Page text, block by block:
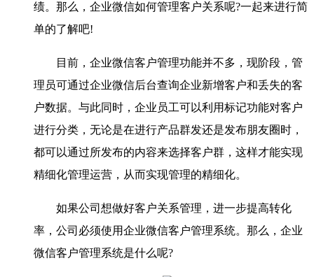
绩。那么，企业微信如何管理客户关系呢?一起来进行简
单的了解吧!
目前，企业微信客户管理功能并不多，现阶段，管
理员可通过企业微信后台查询企业新增客户和丢失的客
户数据。与此同时，企业员工可以利用标记功能对客户
进行分类，无论是在进行产品群发还是发布朋友圈时，
都可以通过所发布的内容来选择客户群，这样才能实现
精细化管理运营，从而实现管理的精细化。
如果公司想做好客户关系管理，进一步提高转化
率，公司必须使用企业微信客户管理系统。那么，企业
微信客户管理系统是什么呢?